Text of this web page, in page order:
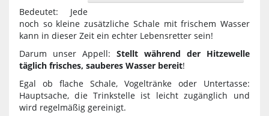
Bedeutet: Jede
noch so kleine zusätzliche Schale mit frischem Wasser
kann in dieser Zeit ein echter Lebensretter sein!
Darum unser Appell: Stellt während der Hitzewelle
täglich frisches, sauberes Wasser bereit!
Egal ob flache Schale, Vogeltränke oder Untertasse:
Hauptsache, die Trinkstelle ist leicht zugänglich und
wird regelmäßig gereinigt.